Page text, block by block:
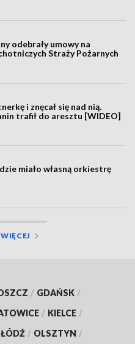
odebrały umowy na
Straży Pożarnych
i znęcał się nad nią.
trafił do aresztu [WIDEO]
miało własną orkiestrę
/ GDAŃSK /
/ KIELCE /
ŁÓDŹ / OLSZTYN /